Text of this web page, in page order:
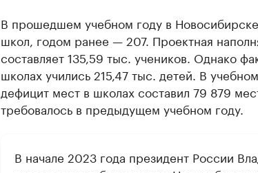
В прошедшем учебном году в
школ, годом ранее — 207. Проектная
составляет 135,59 тыс. учеников. Однако
школах учились 215,47 тыс. детей. В
дефицит мест в школах составил 79 879
требовалось в предыдущем учебном году.
В начале 2023 года президент России